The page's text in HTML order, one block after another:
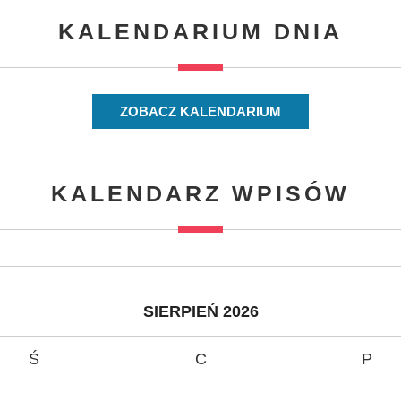
KALENDARIUM DNIA
ZOBACZ KALENDARIUM
KALENDARZ WPISÓW
SIERPIEŃ 2026
Ś C P